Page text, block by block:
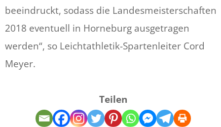
beeindruckt, sodass die Landesmeisterschaften
2018 eventuell in Horneburg ausgetragen
werden“, so Leichtathletik-Spartenleiter Cord
Meyer.
Teilen